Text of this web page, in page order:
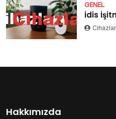
GENEL
İdis
Hakkımızda